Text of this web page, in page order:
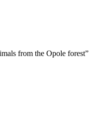
from the Opole forest”